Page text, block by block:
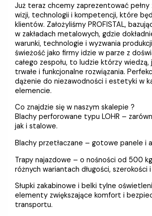
Już teraz chcemy zaprezentować pełny
wizji, technologii i kompetencji, które
klientów. Założyliśmy PROFISTAL,
w zakładach metalowych, gdzie
warunki, technologie i wyzwania
świeżość jako firmy idzie w parze z
całego zespołu, to ludzie którzy
trwałe i funkcjonalne rozwiązania.
dążenie do niezawodności i estetyki w
elemencie.
Co znajdzie się w naszym skalepie ?
Blachy perforowane typu LOHR –
jak i stalowe.
Blachy przetłaczane – gotowe panele i
Trapy najazdowe – o nośności od 500
różnych wariantach długości, szerokości
Słupki zakabinowe i belki tylne
elementy zwiększające komfort i
transportu.